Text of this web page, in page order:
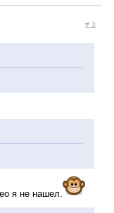
# 3
я не нашел.